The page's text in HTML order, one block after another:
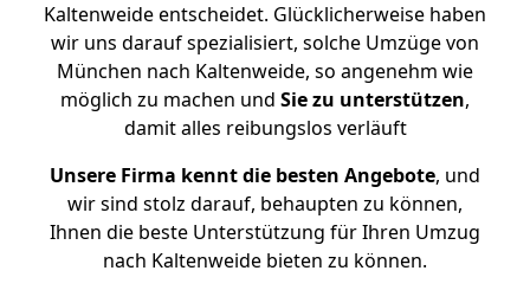
Kaltenweide entscheidet. Glücklicherweise haben
wir uns darauf spezialisiert, solche Umzüge von
München nach Kaltenweide, so angenehm wie
möglich zu machen und Sie zu unterstützen,
damit alles reibungslos verläuft
Unsere Firma kennt die besten Angebote, und
wir sind stolz darauf, behaupten zu können,
Ihnen die beste Unterstützung für Ihren Umzug
nach Kaltenweide bieten zu können.